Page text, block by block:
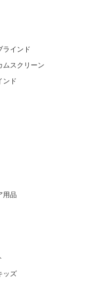
ラインド
ムスクリーン
ンド
用品
ッズ